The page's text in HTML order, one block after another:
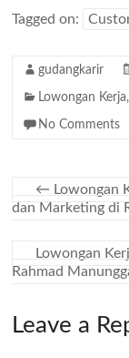
Tagged on:
gudangkarir
Lowongan Kerja
No Comments
← Lowongan
dan Marketing di
Lowongan
Rahmad
Leave a